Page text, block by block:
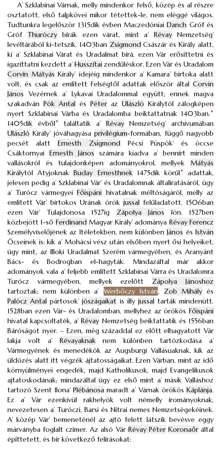
A’ Szklabinai Várnak, melly mindenkor felső, közép és al részre
osztatott, első talpkövei mikor tétettek-le, nem eléggé világos.
Tudtunkra legelőször 1315dik évben MaczedóniaiDanch Gróf és
Gróf Thuróczybírák ezen várat, mint a’ RévayNemzetség’
levéltárából ki-tetszik. 1403ban ZsigmondCsászár és Király alatt,
ki a’ Szklabinai Várat és Uradalmat bírá, ezen Vár erősíttetni és
igazíttatni kezdett a’ Husszítai zendűléskor. Ezen Vár és Uradalom
Corvín Mátyás Király’ idejéig mindenkor a’ Kamara’ birtoka alatt
volt, és csak az említett Felségtől adattak először által Corvin
János Vezérnek a’ Lykavai Uradalommal együtt; ennek magva
szakadván Pók Antal és Péteraz Ulászló Királytól zálogképen
nyert Szklabinai Várba és Uradalomba beiktattatnak 1403ban.*
1405dik évből* találtatik a’ RévayNemzetség’ archivumában
Ulászló Király’ jóváhagyásaprivilégium-formában, függő nagyobb
pecsét alatt Ernesth Zsigmond Pécsi Püspök’ és öccse
Csáktornyai Ernesth János számára kiadva a’ bennírt minden
vallásokról és tulajdonképen adományokrol, mellyek Mátyás
Királytól AtyjoknakBuday Ernesthnek1475dik körűl*
adattak,
jelesen pedig a’ Szklabinai Vár’ és Uradalomnak általíratásáról, úgy
a’ Turócz vármegyeiFőispáni hivatalnak méltóságáról, melly az
említett Vár’ birtokos Urának örök jussal felűladatott. 1506ban
ezen Vár’ Tulajdonosa 1527ig Zápolya János lön. 1527ben
közbejött 1-ső FerdinandMagyar Király’ adománya Révay Ferencz
Személyviselőjének az Itéletekben, nem különbenJános ésIstván
Öcseinek is: kik a’ Mohácsi vész után elsőben nyert ősi helyeiket,
úgy mint, az Illoki Uradalmat Szerém vármegyében, és Aranyánt
Bács- és Bodrogban el-hagyták. Mindazáltal már akkor
adományok vala a’ feljebb említett Szklabinai Várra és Uradalomra
Turócz vármegyében, mellyek ezelőtt Zápolya Jánoshoz
tartoztak; nem különben a’ Werbőczy István, Zob Mihályés
Palócz Antal pártosok’jószágaikat is illy jussaltarták mindenütt.
1528ban ezen Vár- és Uradalomban, mellyhez az örökös Főispáni
hivatal kapcsoltaték, a’Révay Nemzetség beiktattatik és 1556ban
Báróságot nyer. – Ezen, még századdal ez előtt elhagyatott Vár
lakja volt a’ Révayaknaknem különben tartózkodása a’
Vármegyének és menedékök az Augsburgi Vallásuaknak, kik az
üldözés alatt itt végzék ájtatosságaikat. Ezen Várban, mint az idő
környülményei engedék, majd Katholikusok, majd Evangelikusok
ajtatoskodának; mindazáltal úgy ez első mint a’ másik Valláshoz
tartozó Szent Ilona’ Plébánosamaradt a’ Várnak örökös Káplánja.
Ez a’ Vár ezenkivül rakhelyök volt némelly írományoknak,
nevezetesen a’ Turóczi, Barsi és Nitrai nemes Nemzetségekéinek.
A’ közép Vár’ bemeneténél az ajtó felett látszik bevésve eggy
márványba foglalt czímer. Az alsó Vár Révay Péter Koronaőráltal
építtetett, és bír következő felírásokat: